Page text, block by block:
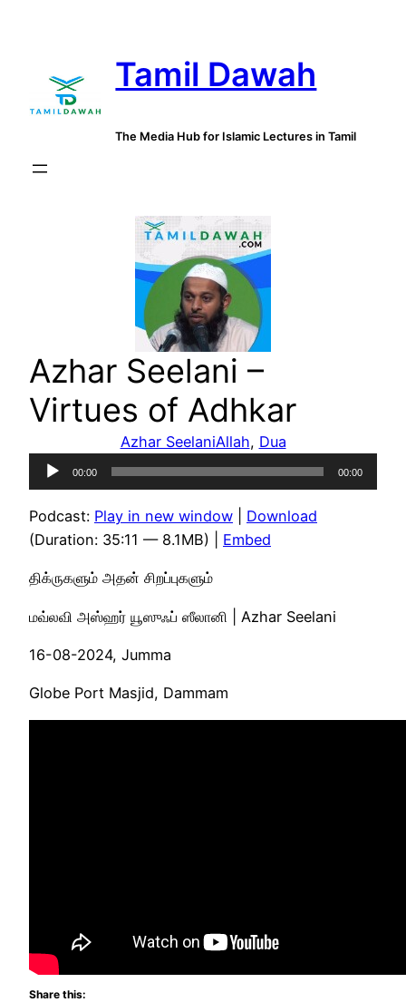
Tamil Dawah
The Media Hub for Islamic Lectures in Tamil
Azhar Seelani –
Virtues of Adhkar
Azhar SeelaniAllah, Dua
Audio
Player
00:00 00:00
Podcast: Play in new window
Download
(Duration: 35:11 — 8.1MB) | Embed
திக்ருகளும் அதன் சிறப்புகளும்
மவ்லவி அஸ்ஹர் யூஸுஃப் ஸீலானி | Azhar Seelani
16-08-2024, Jumma
Globe Port Masjid, Dammam
Share this: